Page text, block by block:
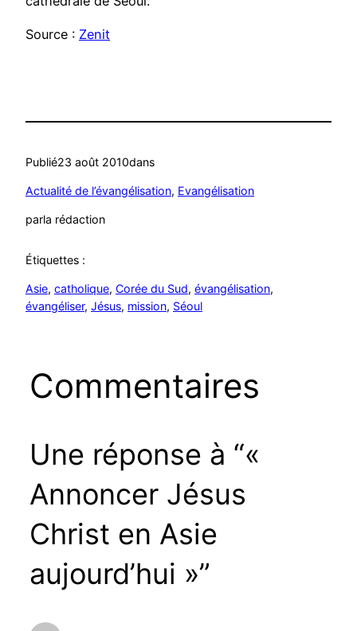
Source : Zenit
Publié23 août 2010dans
Actualité de l’évangélisation, Evangélisation
parla rédaction
Étiquettes :
Asie, catholique, Corée du Sud, évangélisation
évangéliser, Jésus, mission, Séoul
Commentaires
Une réponse à “«
Annoncer Jésus
Christ en Asie
aujourd’hui »”